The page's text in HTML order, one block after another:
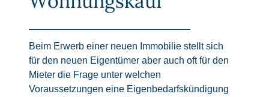
Beim Erwerb einer neuen Immobilie stellt sich
für den neuen Eigentümer aber auch oft für den
Mieter die Frage unter welchen
Voraussetzungen eine Eigenbedarfskündigung